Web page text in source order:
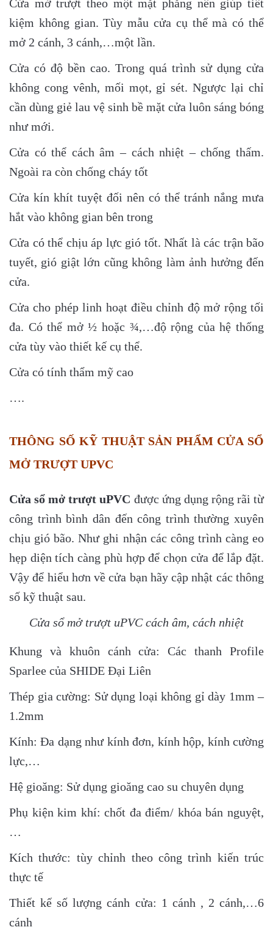
Cửa mở trượt theo một mặt phẳng nên giúp tiết
kiệm không gian. Tùy mẫu cửa cụ thể mà có thể
mở 2 cánh, 3 cánh,…một lần.
Cửa có độ bền cao. Trong quá trình sử dụng cửa
không cong vênh, mối mọt, gỉ sét. Ngược lại chỉ
cần dùng giẻ lau vệ sinh bề mặt cửa luôn sáng bóng
như mới.
Cửa có thể cách âm – cách nhiệt – chống thấm.
Ngoài ra còn chống cháy tốt
Cửa kín khít tuyệt đối nên có thể tránh nắng mưa
hắt vào không gian bên trong
Cửa có thể chịu áp lực gió tốt. Nhất là các trận bão
tuyết, gió giật lớn cũng không làm ảnh hưởng đến
cửa.
Cửa cho phép linh hoạt điều chỉnh độ mở rộng tối
đa. Có thể mở ½ hoặc ¾,…độ rộng của hệ thống
cửa tùy vào thiết kế cụ thể.
Cửa có tính thẩm mỹ cao
….
THÔNG SỐ KỸ THUẬT SẢN PHẨM CỬA SỔ
MỞ TRƯỢT UPVC
Cửa sổ mở trượt uPVC được ứng dụng rộng rãi từ
công trình bình dân đến công trình thường xuyên
chịu gió bão. Như ghi nhận các công trình càng eo
hẹp diện tích càng phù hợp để chọn cửa để lắp đặt.
Vậy để hiểu hơn về cửa bạn hãy cập nhật các thông
số kỹ thuật sau.
Cửa sổ mở trượt uPVC cách âm, cách nhiệt
Khung và khuôn cánh cửa: Các thanh Profile
Sparlee của SHIDE Đại Liên
Thép gia cường: Sử dụng loại không gỉ dày 1mm –
1.2mm
Kính: Đa dạng như kính đơn, kính hộp, kính cường
lực,…
Hệ gioăng: Sử dụng gioăng cao su chuyên dụng
Phụ kiện kim khí: chốt đa điểm/ khóa bán nguyệt,
…
Kích thước: tùy chỉnh theo công trình kiến trúc
thực tế
Thiết kế số lượng cánh cửa: 1 cánh , 2 cánh,…6
cánh